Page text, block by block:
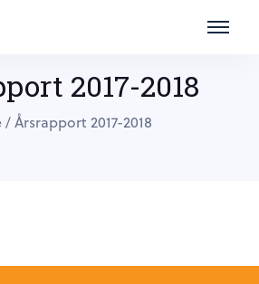
2017-2018
/Årsrapport 2017-2018